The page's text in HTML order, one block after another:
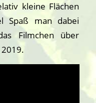
kleine Flächen
Spaß man dabei
Filmchen über